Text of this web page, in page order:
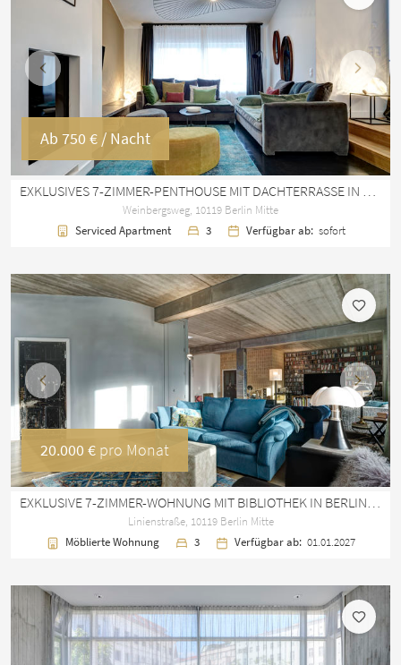
Vorherige
Ab 750 € / Nacht
Weinbergsweg, 10119 Berlin Mitte
Serviced Apartment
3 Verfügbar ab: sofort
Vorherige
20.000 € pro Monat
EXKLUSIVE 7-ZIMMER-WOHNUNG MIT BIBLIOTHEK IN BERLIN MITTE – 320 M²
Linienstraße, 10119 Berlin Mitte
Möblierte Wohnung
3 Verfügbar ab: 01.01.2027